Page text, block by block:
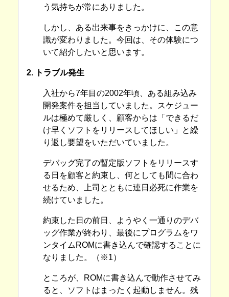
う気持ちが常にありました。
しかし、ある出来事をきっかけに、この意
識が変わりました。今回は、その体験につ
いて紹介したいと思います。
2. トラブル発生
入社から7年目の2002年頃、ある組み込み
開発案件を担当していました。スケジュー
ルは極めて厳しく、顧客からは「できるだ
け早くソフトをリリースしてほしい」と繰
り返し要望をいただいていました。
デバッグ完了の暫定版ソフトをリリースす
る日を顧客と約束し、何としても間に合わ
せるため、上司とともに連日必死に作業を
続けていました。
約束した日の前日、ようやく一通りのデバ
ッグ作業が終わり、最後にプログラムをワ
ンタイムROMに書き込んで確認することに
なりました。（※1）
ところが、ROMに書き込んで動作させてみ
ると、ソフトはまったく起動しません。残